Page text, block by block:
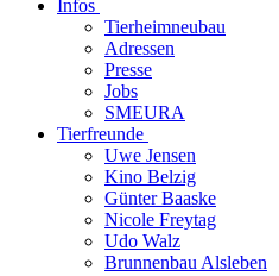
Infos
Tierheimneubau
Adressen
Presse
Jobs
SMEURA
Tierfreunde
Uwe Jensen
Kino Belzig
Günter Baaske
Nicole Freytag
Udo Walz
Brunnenbau Alsleben